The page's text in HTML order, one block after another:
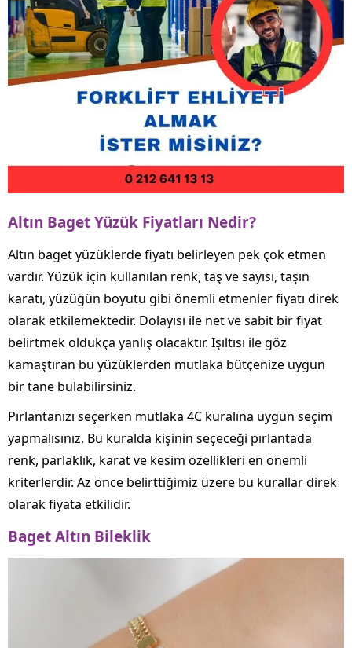
Altın Baget Yüzük Fiyatları Nedir?
Altın baget yüzüklerde fiyatı belirleyen pek çok etmen
vardır. Yüzük için kullanılan renk, taş ve sayısı, taşın
karatı, yüzüğün boyutu gibi önemli etmenler fiyatı direk
olarak etkilemektedir. Dolayısı ile net ve sabit bir fiyat
belirtmek oldukça yanlış olacaktır. Işıltısı ile göz
kamaştıran bu yüzüklerden mutlaka bütçenize uygun
bir tane bulabilirsiniz.
Pırlantanızı seçerken mutlaka 4C kuralına uygun seçim
yapmalısınız. Bu kuralda kişinin seçeceği pırlantada
renk, parlaklık, karat ve kesim özellikleri en önemli
kriterlerdir. Az önce belirttiğimiz üzere bu kurallar direk
olarak fiyata etkilidir.
Baget Altın Bileklik